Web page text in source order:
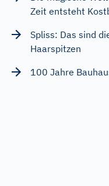
Zeit entsteht
Spliss: Das sind
Haarspitzen
100 Jahre